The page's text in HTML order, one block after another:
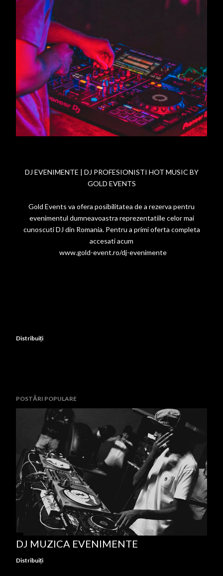
DJ EVENIMENTE | DJ PROFESIONISTI HOT MUSIC BY
GOLD EVENTS
Gold Events va ofera posibilitatea de a rezerva pentru
evenimentul dumneavoastra reprezentatiile celor mai
cunoscuti DJ din Romania. Pentru a primi oferta completa
accesati acum
www.gold-event.ro/dj-evenimente
Distribuiți
POSTĂRI POPULARE
DJ MUZICA EVENIMENTE
Distribuiți